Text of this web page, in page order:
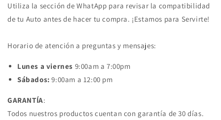
Utiliza la sección de WhatApp para revisar la compatibilidad
de tu Auto antes de hacer tu compra. ¡Estamos para Servirte!
Horario de atención a preguntas y mensajes:
Lunes a viernes 9:00am a 7:00pm
Sábados: 9:00am a 12:00 pm
GARANTÍA:
Todos nuestros productos cuentan con garantía de 30 días.